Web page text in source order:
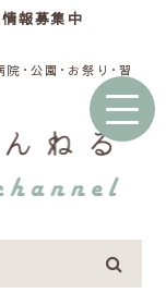
報募集中
･公園･お祭り･習